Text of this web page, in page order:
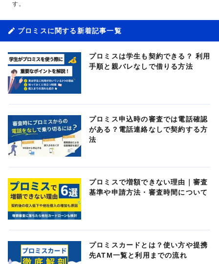
す。
プロミスに関する新着記事一覧
プロミスは学生も契約できる？ 利用
手順と親バレなしで借りる方法
プロミス申込時の審査では電話確認
がある？電話連絡なしで契約する方
法
プロミスで増額できない理由｜審査
基準や申請方法・審査時間について
プロミスカードとは？使い方や提携
先ATM一覧と利用までの流れ